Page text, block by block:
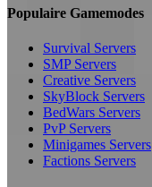
Populaire Gamemodes
Survival Servers
SMP Servers
Creative Servers
SkyBlock Servers
BedWars Servers
PvP Servers
Minigames Servers
Factions Servers